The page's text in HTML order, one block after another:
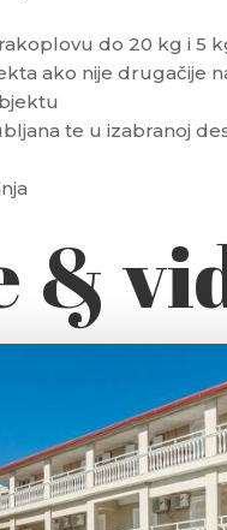
do 20 kg i 5
ako nije drugačije
te u izabranoj
&